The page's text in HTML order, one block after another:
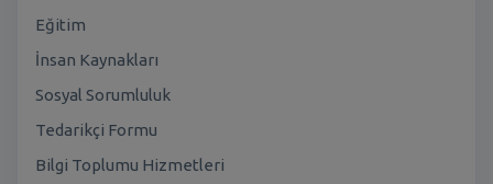
Eğitim
İnsan Kaynakları
Sosyal Sorumluluk
Tedarikçi Formu
Bilgi Toplumu Hizmetleri